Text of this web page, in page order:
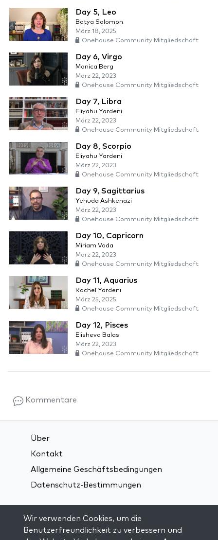
Day 5, Leo
Batya Solomon
März 18, 2025
Onehouse Community Mitgliedschaft
Day 6, Virgo
Monica Berg
März 22, 2023
Onehouse Community Mitgliedschaft
Day 7, Libra
Eliyahu Yardeni
März 22, 2023
Onehouse Community Mitgliedschaft
Day 8, Scorpio
Eliyahu Yardeni
März 22, 2023
Onehouse Community Mitgliedschaft
Day 9, Sagittarius
Yehuda Ashkenazi
März 22, 2023
Onehouse Community Mitgliedschaft
Day 10, Capricorn
Miriam Voda
März 22, 2023
Onehouse Community Mitgliedschaft
Day 11, Aquarius
Rachel Yardeni
März 25, 2025
Onehouse Community Mitgliedschaft
Day 12, Pisces
Elisheva Balas
März 22, 2023
Onehouse Community Mitgliedschaft
Kommentare
Über
Kontakt
Allgemeine Geschäftsbedingungen
Datenschutz-Bestimmungen
Verbindung über soziale Medien:
Wir verwenden Cookies, um die
Benutzerfreundlichkeit zu verbessern und